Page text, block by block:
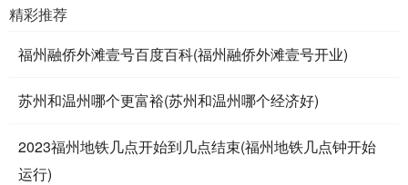
精彩推荐
福州融侨外滩壹号百度百科(福州融侨外滩壹号开业)
苏州和温州哪个更富裕(苏州和温州哪个经济好)
2023福州地铁几点开始到几点结束(福州地铁几点钟开始
运行)